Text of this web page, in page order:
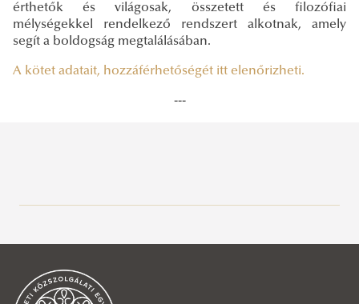
Aktuális
Hírek, események
2026
érthetők és világosak, összetett és filozófiai
mélységekkel rendelkező rendszert alkotnak, amely
segít a boldogság megtalálásában.
A kötet adatait, hozzáférhetőségét itt elenőrizheti.
---